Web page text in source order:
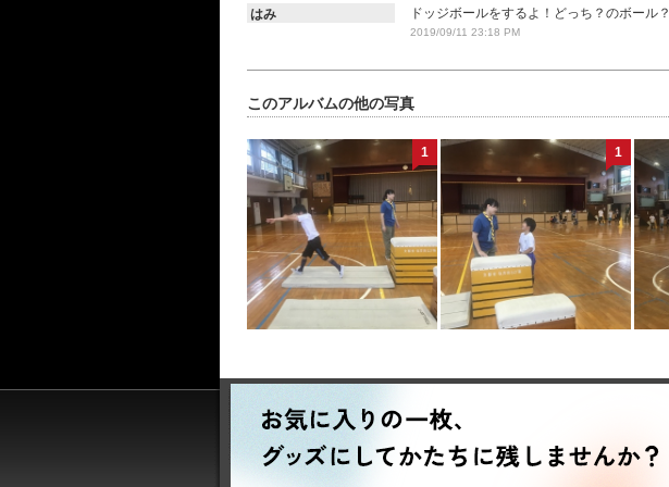
はみ ドッジボールをするよ！どっち？のボール？
2019/09/11 23:18 PM
このアルバムの他の写真
1 1